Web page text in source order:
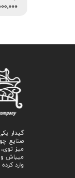
گیدار
صنایع
میز
میباش و
وارد